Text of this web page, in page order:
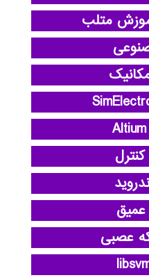
متلب
عمیق
عصبی